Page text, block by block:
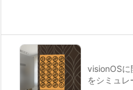
visionOSに
をシミュレ